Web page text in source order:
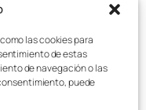
las cookies para
de estas
de navegación o las
puede
cookies
privacidad
generales